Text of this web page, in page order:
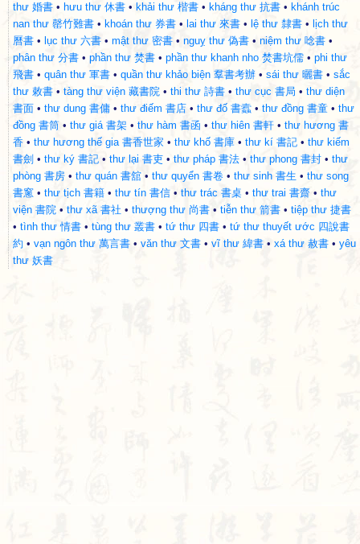
thư 婚書 • hưu thư 休書 • khải thư 楷書 • kháng thư 抗書 • khánh trúc
nan thư 罄竹難書 • khoán thư 券書 • lai thư 來書 • lệ thư 隸書 • lịch thư
曆書 • lục thư 六書 • mật thư 密書 • nguỵ thư 偽書 • niệm thư 唸書 •
phân thư 分書 • phần thư 焚書 • phần thư khanh nho 焚書坑儒 • phi thư
飛書 • quân thư 軍書 • quần thư khảo biện 羣書考辦 • sái thư 曬書 • sắc
thư 敕書 • tàng thư viện 藏書院 • thi thư 詩書 • thư cục 書局 • thư diện
書面 • thư dung 書傭 • thư điếm 書店 • thư đố 書蠧 • thư đồng 書童 • thư
đồng 書筒 • thư giá 書架 • thư hàm 書函 • thư hiên 書軒 • thư hương 書
香 • thư hương thế gia 書香世家 • thư khố 書庫 • thư kí 書記 • thư kiếm
書劍 • thư ký 書記 • thư lại 書吏 • thư pháp 書法 • thư phong 書封 • thư
phòng 書房 • thư quán 書舘 • thư quyển 書卷 • thư sinh 書生 • thư song
書窻 • thư tịch 書籍 • thư tín 書信 • thư trác 書桌 • thư trai 書齋 • thư
viện 書院 • thư xã 書社 • thượng thư 尚書 • tiễn thư 箭書 • tiệp thư 捷書
• tình thư 情書 • tùng thư 叢書 • tứ thư 四書 • tứ thư thuyết ước 四說書
約 • vạn ngôn thư 萬言書 • văn thư 文書 • vĩ thư 緯書 • xá thư 赦書 • yêu
thư 妖書